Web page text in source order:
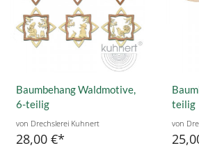
Baumbehang Waldmotive,
6-teilig
von Drechslerei Kuhnert
28,00 €
teilig
von